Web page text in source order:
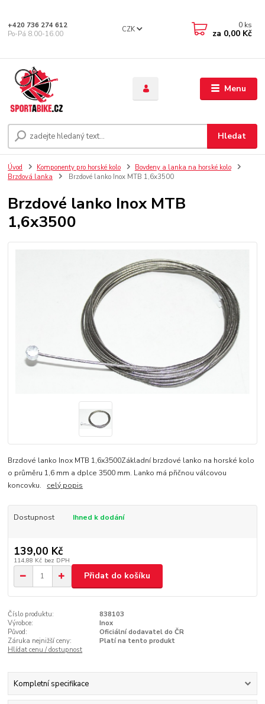
Menu
CZK
Hledat
+420 736 274 612
Po-Pá 8.00-16.00
0 ks
za 0,00 Kč
Úvod Komponenty pro horské kolo
Bovdeny a lanka na horské kolo
Brzdová lanka
Brzdové lanko Inox MTB 1,6x3500
Brzdové lanko Inox MTB
1,6x3500
Brzdové lanko Inox MTB 1,6x3500Základní brzdové lanko na horské kolo
o průměru 1,6 mm a dplce 3500 mm. Lanko má přičnou válcovou
koncovku. celý popis
Dostupnost Ihned k dodání
139,00 Kč
114,88 Kč bez DPH
Přidat do košíku
Číslo produktu:
838103
Výrobce:
Inox
Původ:
Oficiální dodavatel do ČR
Záruka nejnižší ceny:
Platí na tento produkt
Hlídat cenu / dostupnost
Kompletní specifikace